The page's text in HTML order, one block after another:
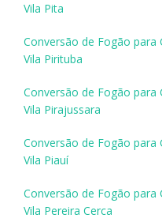
Vila Pita
Conversão de Fogão para
Vila Pirituba
Conversão de Fogão para
Vila Pirajussara
Conversão de Fogão para
Vila Piauí
Conversão de Fogão para
Vila Pereira Cerca